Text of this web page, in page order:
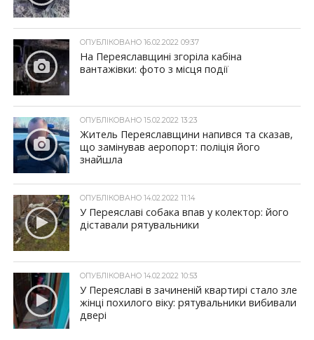
ОПУБЛІКОВАНО 16.02.2022 09:37
На Переяславщині згоріла кабіна
вантажівки: фото з місця події
ОПУБЛІКОВАНО 15.02.2022 13:23
Житель Переяславщини напився та сказав,
що замінував аеропорт: поліція його
знайшла
ОПУБЛІКОВАНО 14.02.2022 11:14
У Переяславі собака впав у колектор: його
діставали рятувальники
ОПУБЛІКОВАНО 14.02.2022 10:53
У Переяславі в зачиненій квартирі стало зле
жінці похилого віку: рятувальники вибивали
двері